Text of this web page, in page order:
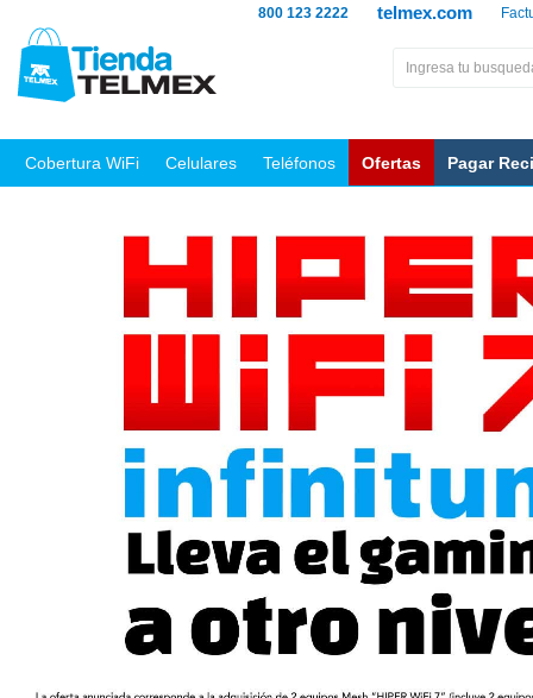
telmex.com
800 123 2222
Cobertura WiFi Celulares Teléfonos Ofertas Pagar